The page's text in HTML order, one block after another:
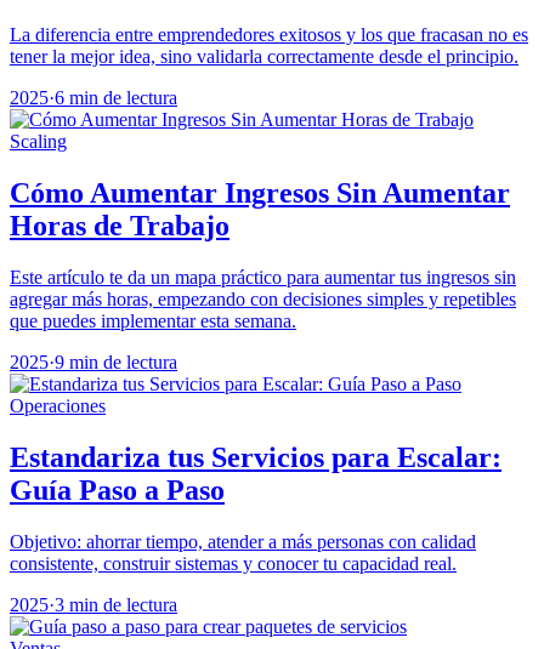
La diferencia entre emprendedores exitosos y los que fracasan no es
tener la mejor idea, sino validarla correctamente desde el principio.
2025·6 min de lectura
Scaling
Cómo Aumentar Ingresos Sin Aumentar
Horas de Trabajo
Este artículo te da un mapa práctico para aumentar tus ingresos sin
agregar más horas, empezando con decisiones simples y repetibles
que puedes implementar esta semana.
2025·9 min de lectura
Operaciones
Estandariza tus Servicios para Escalar:
Guía Paso a Paso
Objetivo: ahorrar tiempo, atender a más personas con calidad
consistente, construir sistemas y conocer tu capacidad real.
2025·3 min de lectura